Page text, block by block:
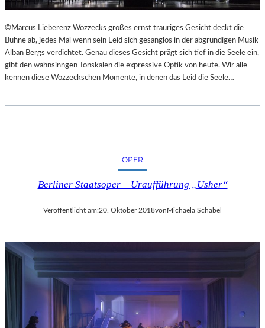
L
S
Ä
U
L
E
G
©Marcus Lieberenz Wozzecks großes ernst trauriges Gesicht deckt die
Bühne ab, jedes Mal wenn sein Leid sich gesanglos in der abgründigen Musik
Alban Bergs verdichtet. Genau dieses Gesicht prägt sich tief in die Seele ein,
gibt den wahnsinngen Tonskalen die expressive Optik von heute. Wir alle
kennen diese Wozzeckschen Momente, in denen das Leid die Seele…
OPER
Berliner Staatsoper – Uraufführung „Usher“
Veröffentlicht am:20. Oktober 2018vonMichaela Schabel